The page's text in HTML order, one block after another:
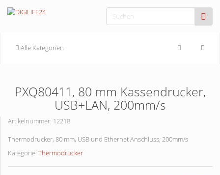
Alle Kategorien
PXQ80411, 80 mm Kassendrucker,
USB+LAN, 200mm/s
Artikelnummer: 12218
Thermodrucker, 80 mm, USB und Ethernet Anschluss, 200mm/s
Kategorie: Thermodrucker